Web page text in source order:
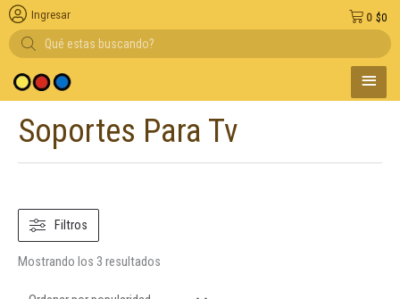
Búsqueda
de
productos
de pago
$0
0
Ingresar
MENÚ
Soportes Para Tv
Filtros
Mostrando los 3 resultados
Ordenado
por